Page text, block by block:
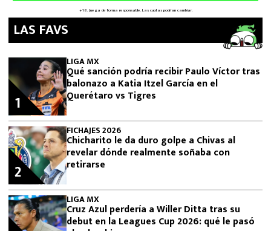
LAS FAVS
LIGA MX
Qué sanción podría recibir Paulo Víctor tras
balonazo a Katia Itzel García en el
Querétaro vs Tigres
1
FICHAJES 2026
Chicharito le da duro golpe a Chivas al
revelar dónde realmente soñaba con
retirarse
2
LIGA MX
Cruz Azul perdería a Willer Ditta tras su
debut en la Leagues Cup 2026: qué le pasó